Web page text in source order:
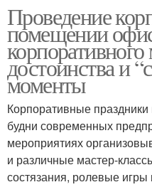
Проведение
помещении
достоинства и
моменты
Корпоративные
будни современных
мероприятиях
и различные мастер-
состязания, ролевые